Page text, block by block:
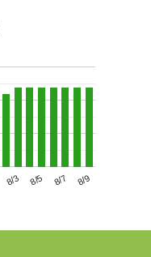
8/3 8/5 8/7 8/9